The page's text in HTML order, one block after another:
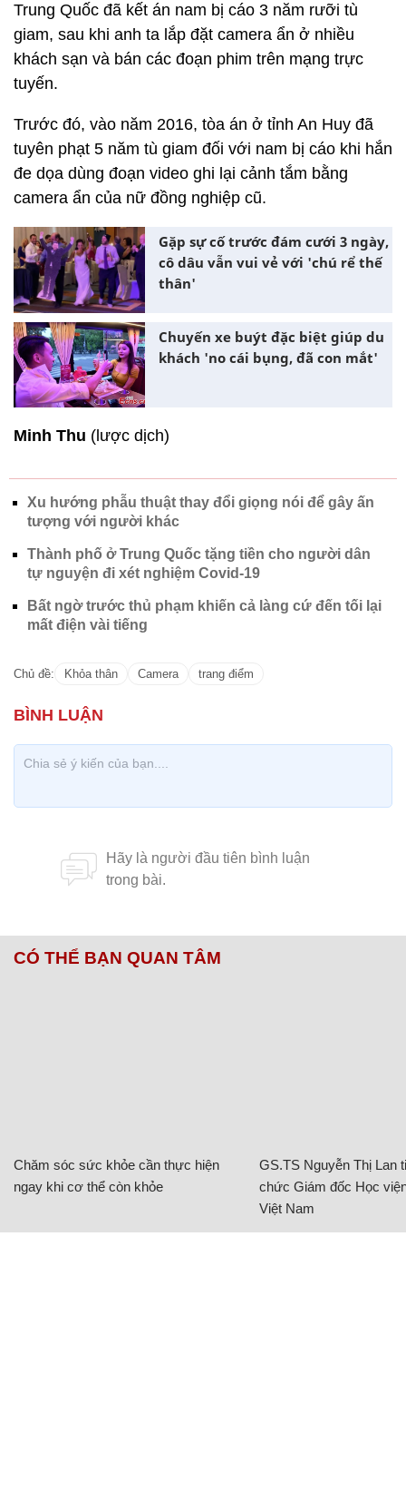
Trung Quốc đã kết án nam bị cáo 3 năm rưỡi tù
giam, sau khi anh ta lắp đặt camera ẩn ở nhiều
khách sạn và bán các đoạn phim trên mạng trực
tuyến.
Trước đó, vào năm 2016, tòa án ở tỉnh An Huy đã
tuyên phạt 5 năm tù giam đối với nam bị cáo khi hắn
đe dọa dùng đoạn video ghi lại cảnh tắm bằng
camera ẩn của nữ đồng nghiệp cũ.
Gặp sự cố trước đám cưới 3 ngày,
cô dâu vẫn vui vẻ với 'chú rể thế
thân'
Chuyến xe buýt đặc biệt giúp du
khách 'no cái bụng, đã con mắt'
Minh Thu (lược dịch)
Xu hướng phẫu thuật thay đổi giọng nói để gây ấn
tượng với người khác
Thành phố ở Trung Quốc tặng tiền cho người dân
tự nguyện đi xét nghiệm Covid-19
Bất ngờ trước thủ phạm khiến cả làng cứ đến tối lại
mất điện vài tiếng
Chủ đề: Khỏa thân Camera trang điểm
CÓ THỂ BẠN QUAN TÂM
Chăm sóc sức khỏe cần thực hiện
ngay khi cơ thể còn khỏe
GS.TS Nguyễn Thị Lan
chức Giám đốc Học
Việt Nam